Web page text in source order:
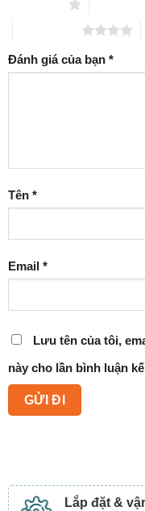
Đánh giá của bạn *
Tên *
Email *
Lưu tên của tôi,
này cho lần bình luận
Lắp đặt &